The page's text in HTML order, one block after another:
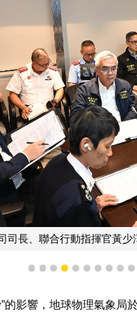
司長、聯合行動指揮官黃
1 2 3 4 5 6 7 8 9
的影響，地球物理氣象局